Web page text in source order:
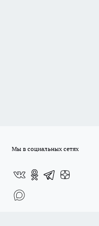
Мы в социальных сетях